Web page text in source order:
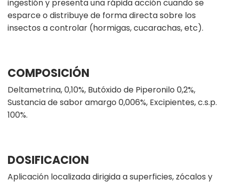
ingestión y presenta una rápida acción cuando se
esparce o distribuye de forma directa sobre los
insectos a controlar (hormigas, cucarachas, etc).
COMPOSICIÓN
Deltametrina, 0,10%, Butóxido de Piperonilo 0,2%,
Sustancia de sabor amargo 0,006%, Excipientes, c.s.p.
100%.
DOSIFICACION
Aplicación localizada dirigida a superficies, zócalos y